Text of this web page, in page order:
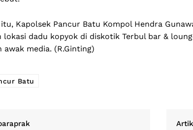
Kapolsek Pancur Batu Kompol Hendra
lokasi dadu kopyok di diskotik Terbul bar &
awak media. (R.Ginting)
Batu